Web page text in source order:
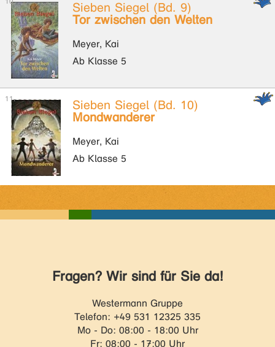
Sieben Siegel (Bd. 9)
Tor zwischen den Welten
Meyer, Kai
Ab Klasse 5
Sieben Siegel (Bd. 10)
Mondwanderer
Meyer, Kai
Ab Klasse 5